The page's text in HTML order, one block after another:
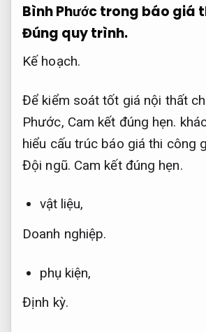
Bình Phước trong báo giá
Đúng quy trình.
Kế hoạch.
Để kiểm soát tốt giá nội thất
Phước, Cam kết đúng hẹn.
hiểu cấu trúc báo giá thi công
Đội ngũ. Cam kết đúng hẹn.
vật liệu,
Doanh nghiệp.
phụ kiện,
Định kỳ.